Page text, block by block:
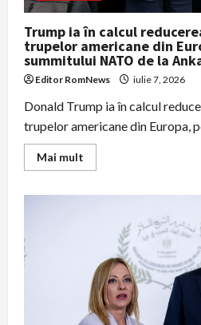
Trump ia în calcul
trupelor americane din
summitului NATO de la
Editor RomNews iulie 7, 2026
Donald Trump ia în calcul
trupelor americane din Europa,
Mai mult
more
reducerea
treime
trupelor
americane
din